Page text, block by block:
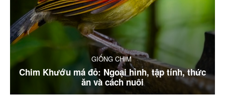
GIỐNG CHIM
Chim Khướu má đỏ: Ngoại hình, tập tính, thức
ăn và cách nuôi